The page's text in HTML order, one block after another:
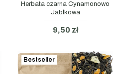
Herbata czarna Cynamonowo
Jabłkowa
9,50 zł
Bestseller